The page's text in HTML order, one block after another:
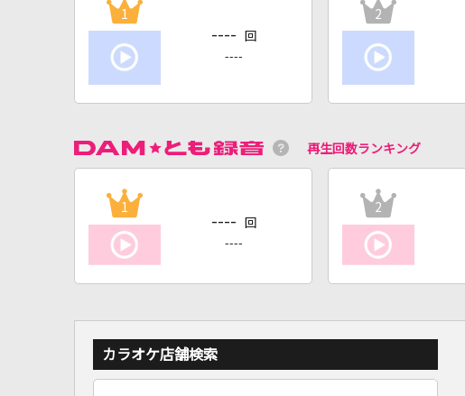
1
---- 回
----
2
再生回数ランキング
1
---- 回
----
2
カラオケ店舗検索